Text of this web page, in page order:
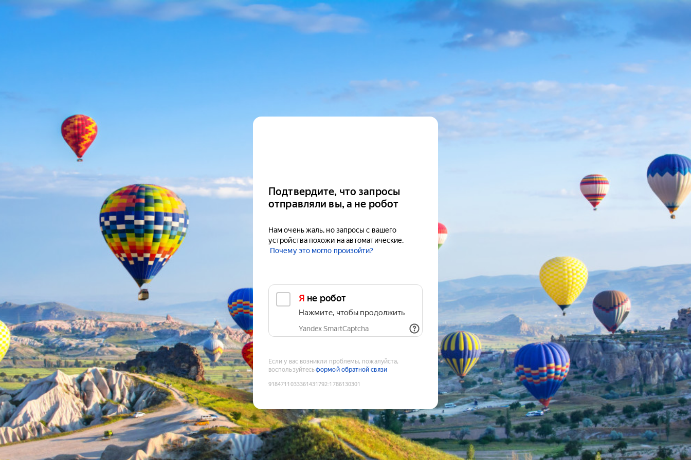
Подтвердите, что запросы
отправляли вы, а не робот
Нам очень жаль, но запросы с вашего
устройства похожи на автоматические.
Почему это могло произойти?
Я не робот
Нажмите, чтобы продолжить
Yandex SmartCaptcha
Если у вас возникли проблемы, пожалуйста,
воспользуйтесьформой обратной связи
9184711033361431792:1786130301